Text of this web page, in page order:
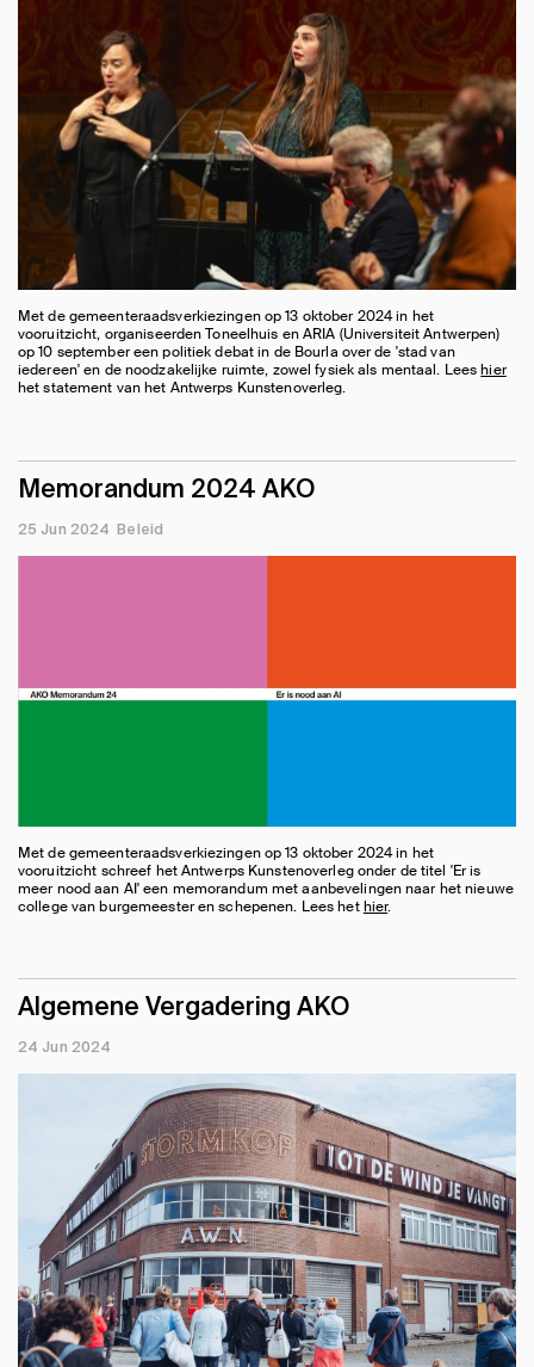
Met de gemeenteraadsverkiezingen op 13 oktober 2024 in het
vooruitzicht, organiseerden Toneelhuis en ARIA (Universiteit Antwerpen)
op 10 september een politiek debat in de Bourla over de 'stad van
iedereen' en de noodzakelijke ruimte, zowel fysiek als mentaal. Leeshier
het statement van het Antwerps Kunstenoverleg.
Memorandum 2024 AKO
25 Jun 2024 Beleid
Met de gemeenteraadsverkiezingen op 13 oktober 2024 in het
vooruitzicht schreef het Antwerps Kunstenoverleg onder de titel 'Er is
meer nood aan AI' een memorandum met aanbevelingen naar het nieuwe
college van burgemeester en schepenen. Lees hethier.
Algemene Vergadering AKO
24 Jun 2024